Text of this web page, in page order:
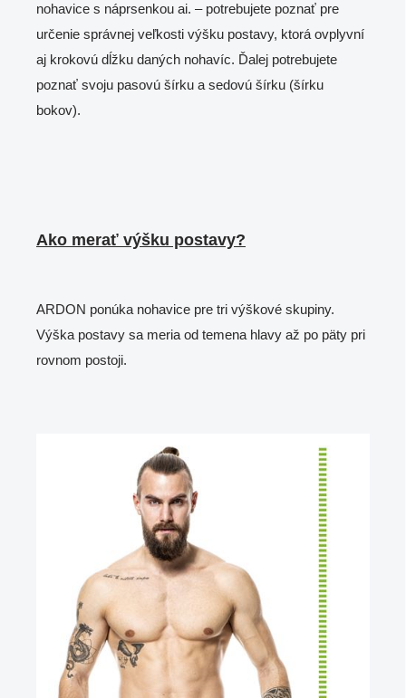
nohavice s náprsenkou ai. – potrebujete poznať pre
určenie správnej veľkosti výšku postavy, ktorá ovplyvní
aj krokovú dĺžku daných nohavíc. Ďalej potrebujete
poznať svoju pasovú šírku a sedovú šírku (šírku
bokov).
Ako merať výšku postavy?
ARDON ponúka nohavice pre tri výškové skupiny.
Výška postavy sa meria od temena hlavy až po päty pri
rovnom postoji.